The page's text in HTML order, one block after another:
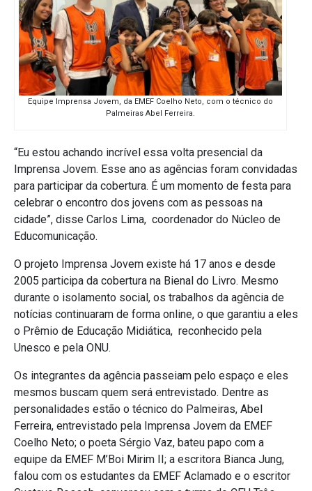
Equipe Imprensa Jovem, da EMEF Coelho Neto, com o técnico do
Palmeiras Abel Ferreira.
“Eu estou achando incrível essa volta presencial da
Imprensa Jovem. Esse ano as agências foram convidadas
para participar da cobertura. É um momento de festa para
celebrar o encontro dos jovens com as pessoas na
cidade”, disse Carlos Lima, coordenador do Núcleo de
Educomunicação.
O projeto Imprensa Jovem existe há 17 anos e desde
2005 participa da cobertura na Bienal do Livro. Mesmo
durante o isolamento social, os trabalhos da agência de
notícias continuaram de forma online, o que garantiu a eles
o Prêmio de Educação Midiática, reconhecido pela
Unesco e pela ONU.
Os integrantes da agência passeiam pelo espaço e eles
mesmos buscam quem será entrevistado. Dentre as
personalidades estão o técnico do Palmeiras, Abel
Ferreira, entrevistado pela Imprensa Jovem da EMEF
Coelho Neto; o poeta Sérgio Vaz, bateu papo com a
equipe da EMEF M’Boi Mirim II; a escritora Bianca Jung,
falou com os estudantes da EMEF Aclamado e o escritor